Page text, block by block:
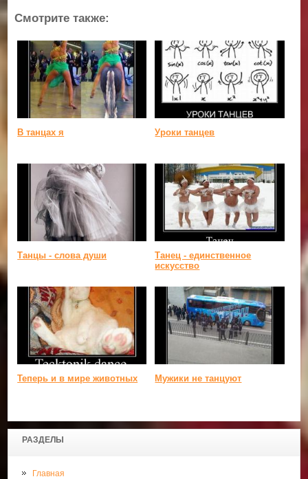
РАЗДЕЛЫ
Главная
Смотрите также:
В танцах я Уроки танцев
Танцы - слова души
Танец - единственное
искусство
Теперь и в мире животных Мужики не танцуют